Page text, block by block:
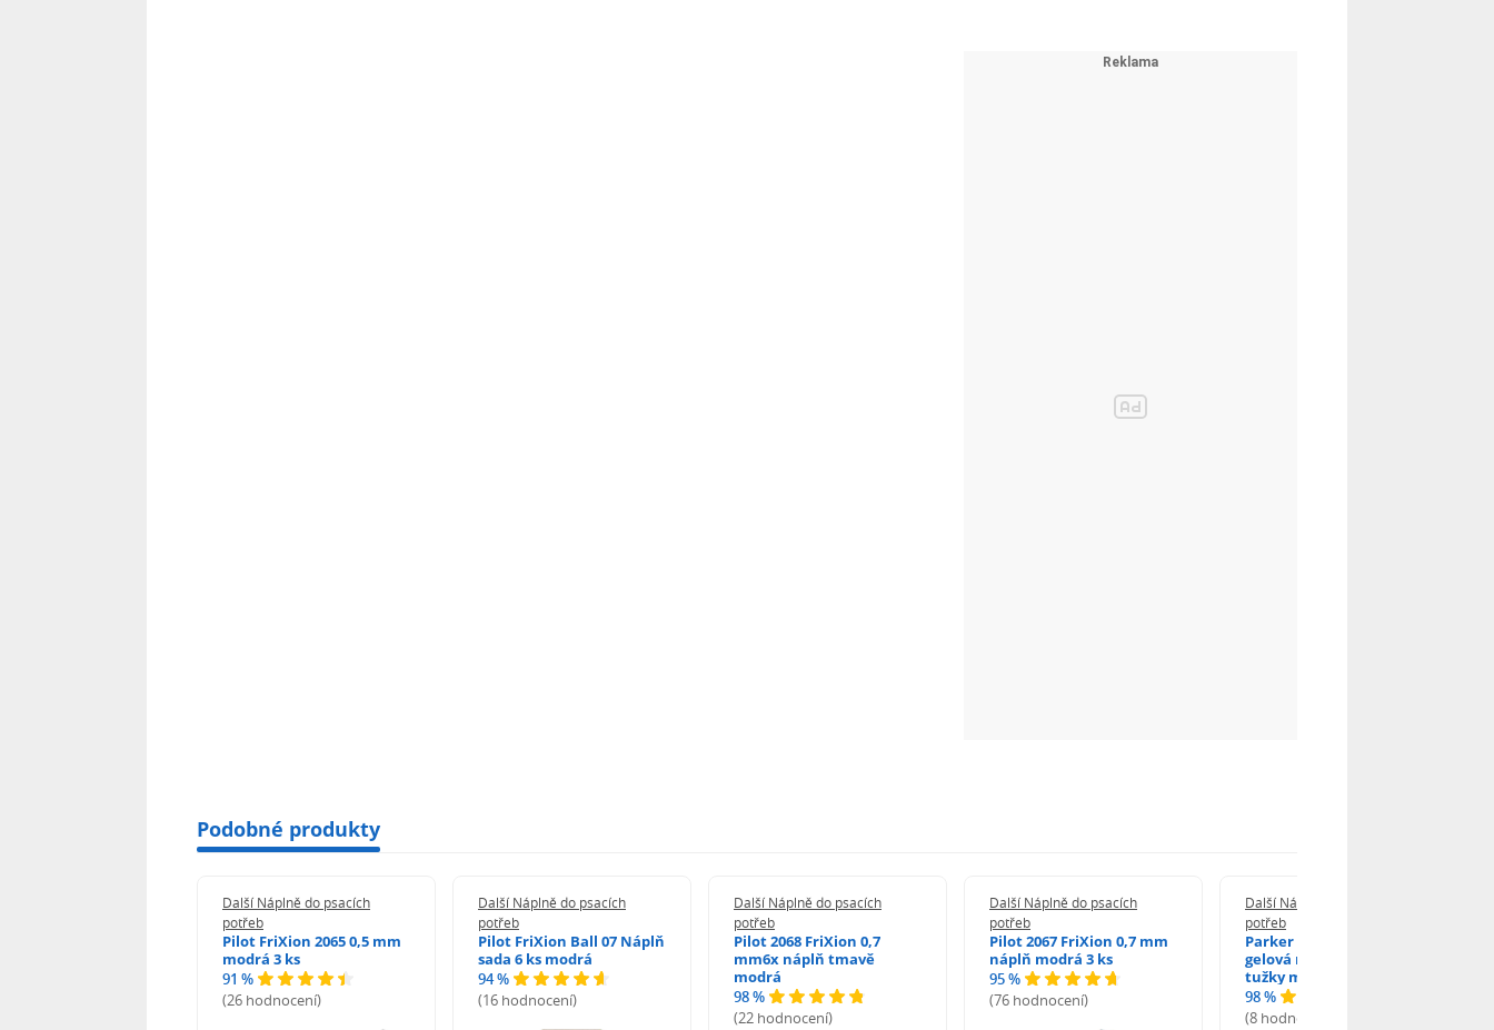
Podobné produkty
Další Náplně do psacích
potřeb
Pilot FriXion 2065 0,5 mm
modrá 3 ks
91 %
(26 hodnocení)
Další Náplně do psacích
potřeb
Pilot FriXion Ball 07 Náplň
sada 6 ks modrá
94 %
(16 hodnocení)
Další Náplně do psacích
potřeb
Pilot 2068 FriXion 0,7
mm6x náplň tmavě
modrá
98 %
(22 hodnocení)
Další Náplně do psacích
potřeb
Pilot 2067 FriXion 0,7 mm
náplň modrá 3 ks
95 %
(76 hodnocení)
Další Náplně do psacích
potřeb
Parker 1502/0250346
gelová náplň do kuličkové
tužky modrá
98 %
(8 hodnocení)